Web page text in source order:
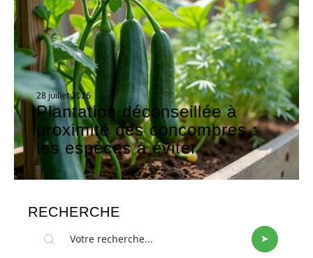
28 juillet 2026
Plantation déconseillée à
proximité des concombres :
les espèces à éviter
RECHERCHE